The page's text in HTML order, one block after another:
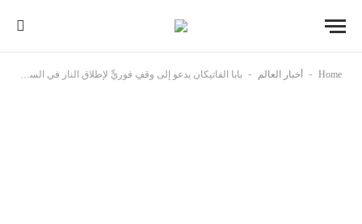
Home
- أخبار العالم - بابا الفاتيكان يدعو إلى وقفٍ فوريٍّ لإطلاق النار في السودان وفتح ممرات إنسانية